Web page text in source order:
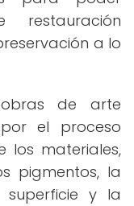
restauración
a lo
de arte
el proceso
los materiales,
pigmentos, la
y la